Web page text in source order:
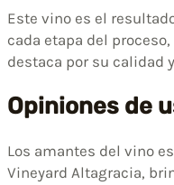
Este vino es el
cada etapa del
destaca por su calidad
Opiniones de
Los amantes del vino
Vineyard Altagracia,